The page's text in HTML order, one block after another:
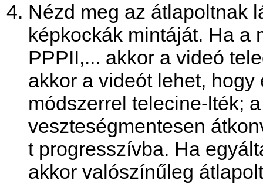
Nézd meg az átlapoltnak
képkockák mintáját. Ha a
PPPII,... akkor a videó
akkor a videót lehet,
módszerrel telecine-lték;
veszteségmentesen
t progresszívba. Ha
akkor valószínűleg